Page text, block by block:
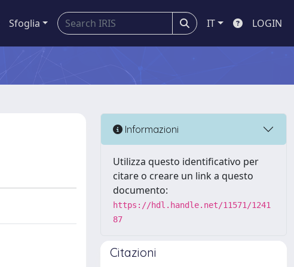
Sfoglia IT LOGIN
Informazioni
Utilizza questo identificativo per
citare o creare un link a questo
documento:
https://hdl.handle.net/11571/1241
87
Citazioni